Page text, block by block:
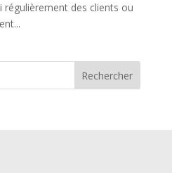
régulièrement des clients ou
Rechercher